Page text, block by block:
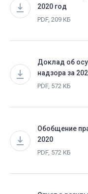
2020 год
PDF, 209 КБ
Доклад об
надзора за
PDF, 572 КБ
Обобщение
2020
PDF, 572 КБ